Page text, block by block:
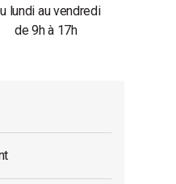
lundi au vendredi
de 9h à 17h